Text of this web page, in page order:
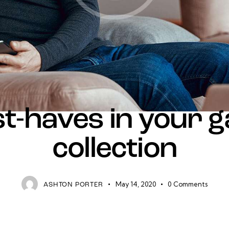
GAMING
haves in your
collection
ASHTON PORTER May 14, 2020 0 Comments